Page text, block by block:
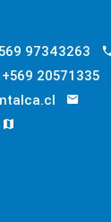
97343263
+569 20571335